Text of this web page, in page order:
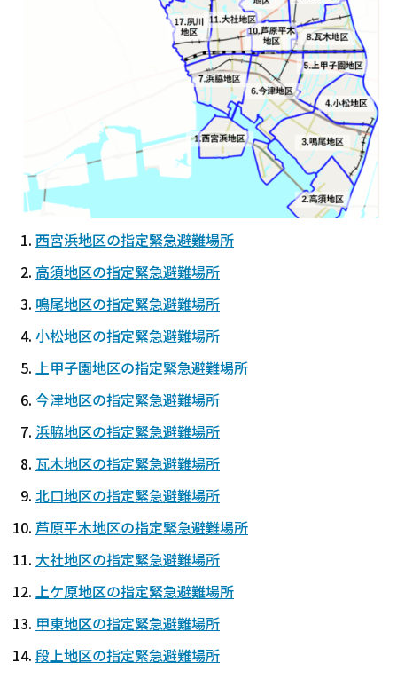
西宮浜地区の指定緊急避難場所
高須地区の指定緊急避難場所
鳴尾地区の指定緊急避難場所
小松地区の指定緊急避難場所
上甲子園地区の指定緊急避難場所
今津地区の指定緊急避難場所
浜脇地区の指定緊急避難場所
瓦木地区の指定緊急避難場所
北口地区の指定緊急避難場所
芦原平木地区の指定緊急避難場所
大社地区の指定緊急避難場所
上ケ原地区の指定緊急避難場所
甲東地区の指定緊急避難場所
段上地区の指定緊急避難場所